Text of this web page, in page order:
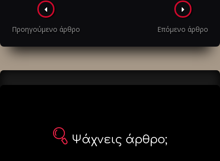
Πλοήγηση
στα
άρθρα
Προηγούμενο άρθρο Επόμενο άρθρο
Ψάχνεις άρθρο;